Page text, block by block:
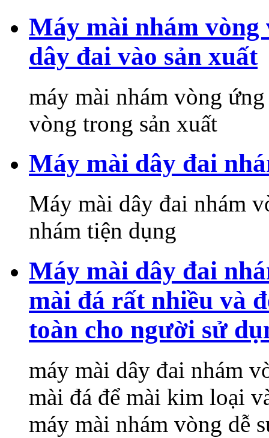
Máy mài nhám vòng
dây đai vào sản xuất
máy mài nhám vòng
vòng trong sản xuất
Máy mài dây đai
Máy mài dây đai nhám
nhám tiện dụng
Máy mài dây đai
mài đá rất nhiều và
toàn cho người sử
máy mài dây đai nhám
mài đá để mài kim loại
máy mài nhám vòng dễ